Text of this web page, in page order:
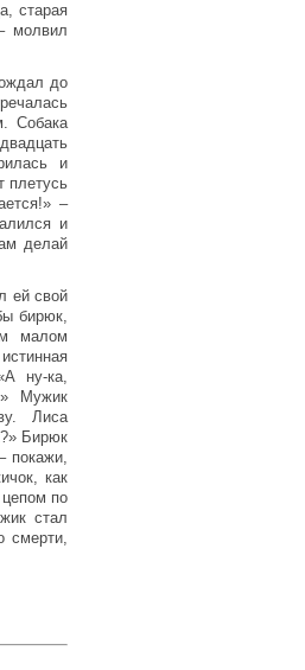
старая
молвил
до
Собака
и
плетусь
–
и
делай
ей свой
бирюк,
малом
ну-ка,
Мужик
Лиса
Бирюк
покажи,
как
по
стал
смерти,